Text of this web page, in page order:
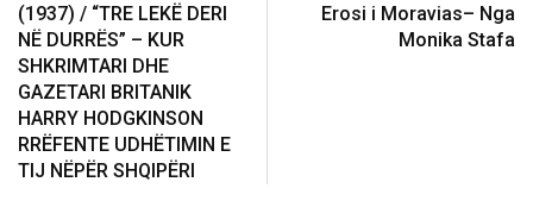
(1937) / “TRE LEKË DERI
NË DURRËS” – KUR
SHKRIMTARI DHE
GAZETARI BRITANIK
HARRY HODGKINSON
RRËFENTE UDHËTIMIN E
TIJ NËPËR SHQIPËRI
Erosi i Moravias– Nga
Monika Stafa